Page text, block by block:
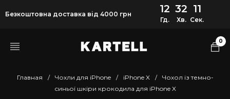
Безкоштовна доставка від 4000 грн 12
Гд.
32
Хв.
11
Сек.
0
Главная / Чохли для iPhone / iPhone X /
Чохол із темно-
синьої шкіри крокодила для iPhone X